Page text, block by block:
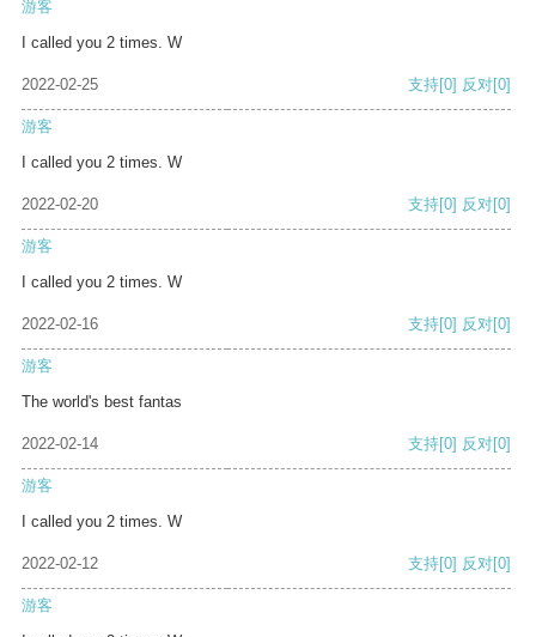
游客
I called you 2 times. W
2022-02-25 支持[0] 反对[0]
游客
I called you 2 times. W
2022-02-20 支持[0] 反对[0]
游客
I called you 2 times. W
2022-02-16 支持[0] 反对[0]
游客
The world's best fantas
2022-02-14 支持[0] 反对[0]
游客
I called you 2 times. W
2022-02-12 支持[0] 反对[0]
游客